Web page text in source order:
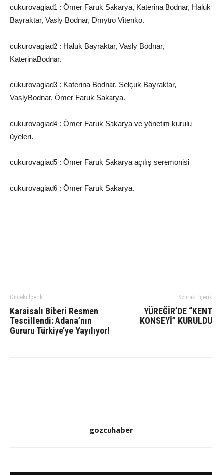
cukurovagiad1 : Ömer Faruk Sakarya, Katerina Bodnar, Haluk
Bayraktar, Vasly Bodnar, Dmytro Vitenko.
cukurovagiad2 : Haluk Bayraktar, Vasly Bodnar,
KaterinaBodnar.
cukurovagiad3 : Katerina Bodnar, Selçuk Bayraktar,
VaslyBodnar, Ömer Faruk Sakarya.
cukurovagiad4 : Ömer Faruk Sakarya ve yönetim kurulu
üyeleri.
cukurovagiad5 : Ömer Faruk Sakarya açılış seremonisi
cukurovagiad6 : Ömer Faruk Sakarya.
Önceki İçerik
Karaisalı Biberi Resmen
Tescillendi: Adana’nın
Gururu Türkiye’ye Yayılıyor!
Sonraki İçerik
YÜREĞİR’DE “KENT
KONSEYİ” KURULDU
gozcuhaber